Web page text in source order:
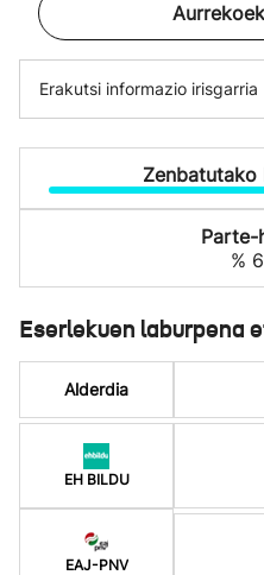
Erakutsi informazio irisgarria
Zenbatutako
Parte-
%
Eserlekuen laburpena
Alderdia
EH BILDU
EAJ-PNV